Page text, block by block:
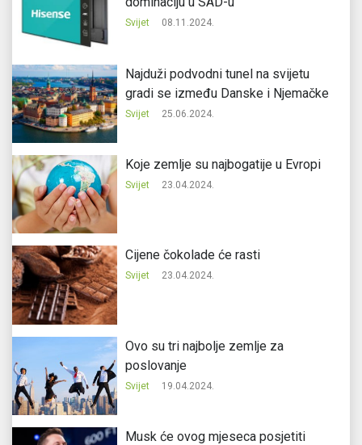
Svijet 08.11.2024.
Najduži podvodni tunel na svijetu
gradi se između Danske i Njemačke
Svijet 25.06.2024.
Koje zemlje su najbogatije u Evropi
Svijet 23.04.2024.
Cijene čokolade će rasti
Svijet 23.04.2024.
Ovo su tri najbolje zemlje za
poslovanje
Svijet 19.04.2024.
Musk će ovog mjeseca posjetiti